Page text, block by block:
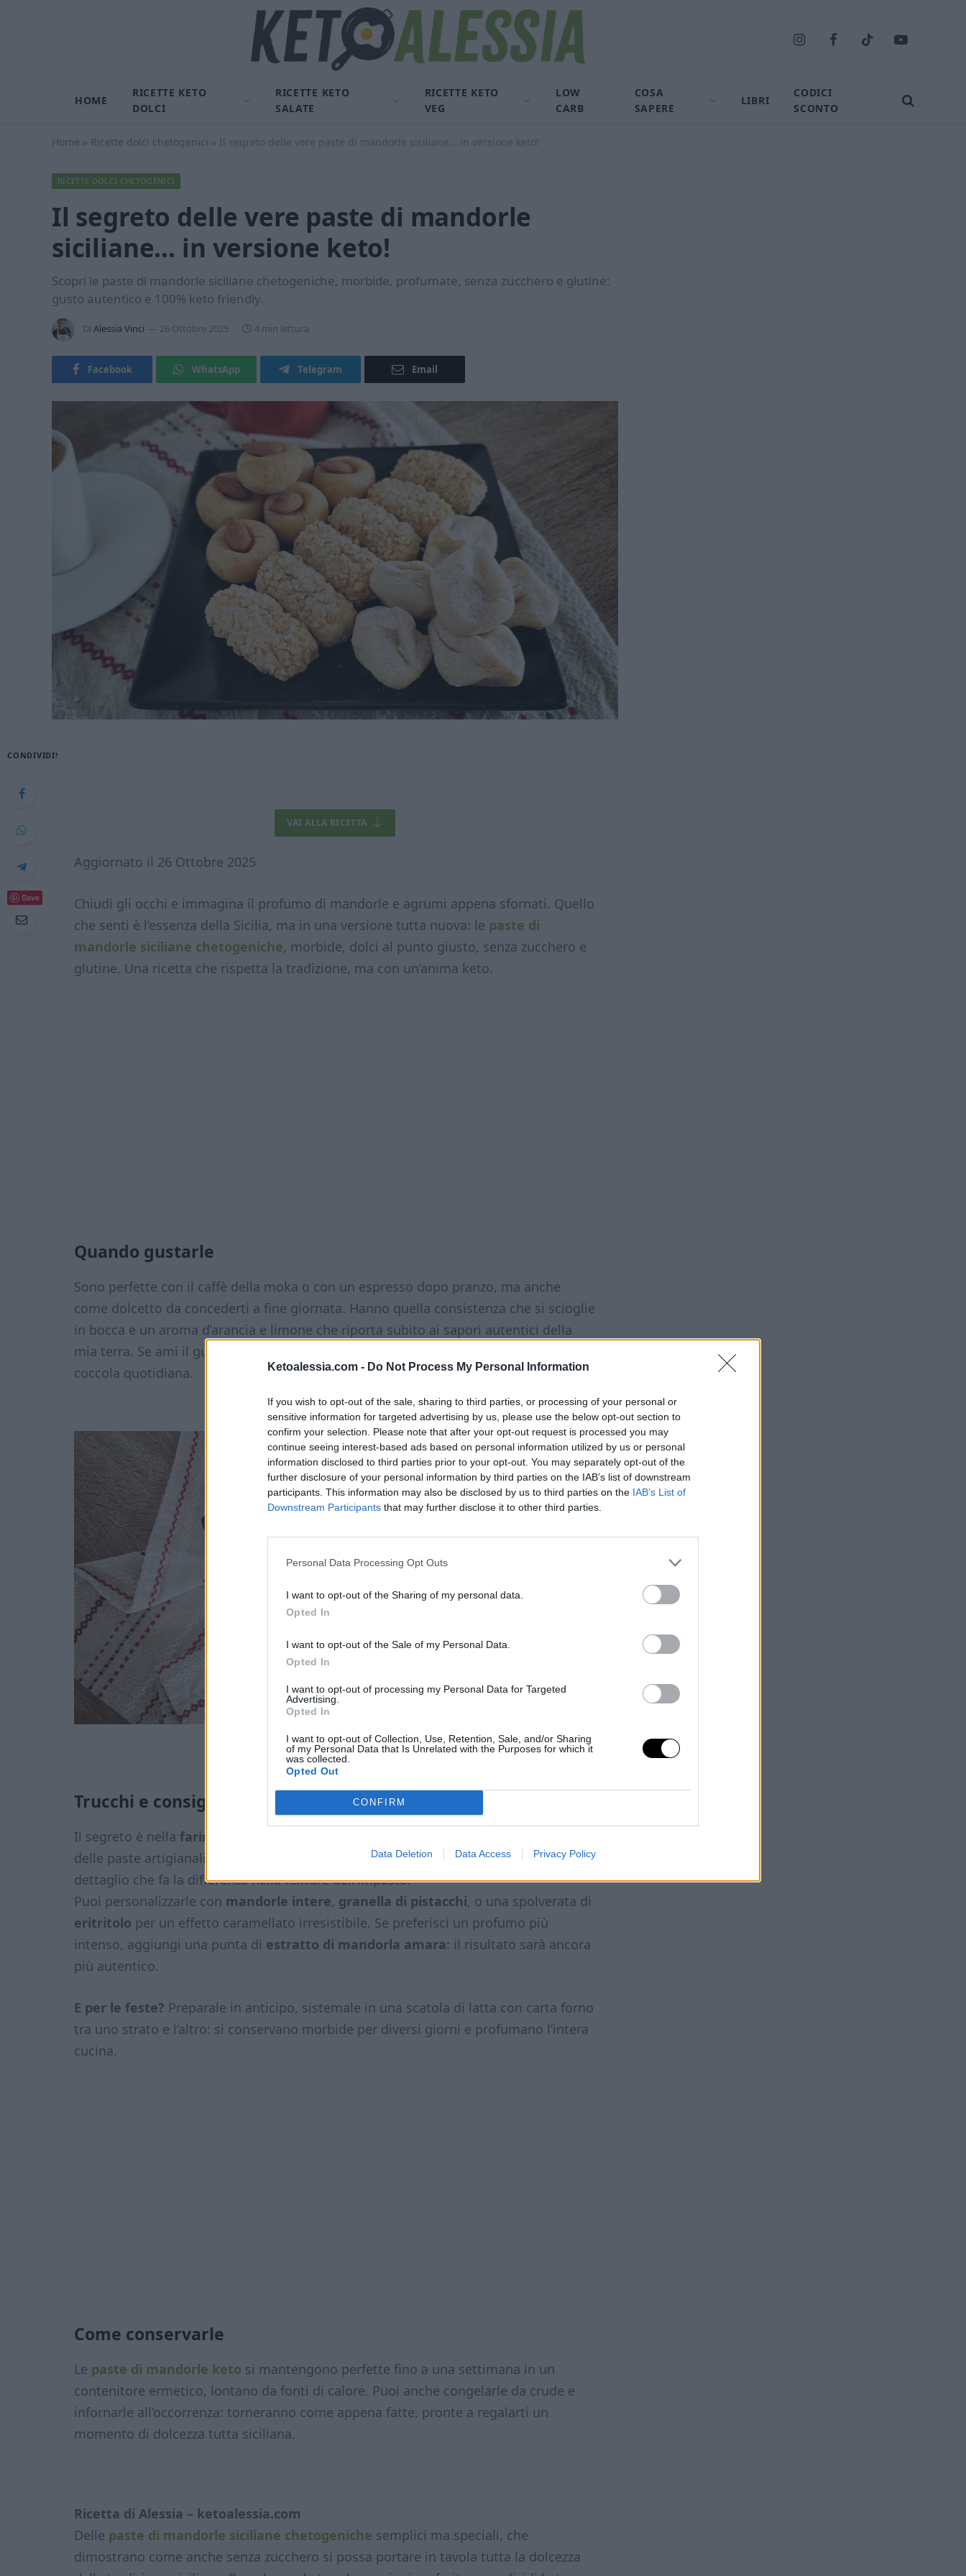
Ketoalessia.com - Do Not Process My Personal Information
If you wish to opt-out of the sale, sharing to third parties, or processing of your personal or
sensitive information for targeted advertising by us, please use the below opt-out section to
confirm your selection. Please note that after your opt-out request is processed you may
continue seeing interest-based ads based on personal information utilized by us or personal
information disclosed to third parties prior to your opt-out. You may separately opt-out of the
further disclosure of your personal information by third parties on the IAB’s list of downstream
participants. This information may also be disclosed by us to third parties on the IAB’s List of
Downstream Participants that may further disclose it to other third parties.
Personal Data Processing Opt Outs
I want to opt-out of the Sharing of my personal data.
Opted In
I want to opt-out of the Sale of my Personal Data.
Opted In
I want to opt-out of processing my Personal Data for Targeted
Advertising.
Opted In
I want to opt-out of Collection, Use, Retention, Sale, and/or Sharing
of my Personal Data that Is Unrelated with the Purposes for which it
was collected.
Opted Out
CONFIRM
Data Deletion Data Access Privacy Policy
InstagramFacebookTikTok YouTube
HOME
RICETTE KETO
DOLCI
RICETTE KETO
SALATE
RICETTE KETO
VEG
LOW
CARB
COSA
SAPERE
LIBRI
CODICI
SCONTO
Home » Ricette dolci chetogenici » Il segreto delle vere paste di mandorle siciliane… in versione keto!
RICETTE DOLCI CHETOGENICI
Il segreto delle vere paste di mandorle
siciliane… in versione keto!
Scopri le paste di mandorle siciliane chetogeniche, morbide, profumate, senza zucchero e glutine:
gusto autentico e 100% keto friendly.
Di Alessia Vinci 26 Ottobre 2025 4 min lettura
Facebook WhatsApp Telegram Email
CONDIVIDI!
Save
VAI ALLA RICETTA
Aggiornato il 26 Ottobre 2025
Chiudi gli occhi e immagina il profumo di mandorle e agrumi appena sfornati. Quello
che senti è l’essenza della Sicilia, ma in una versione tutta nuova: le paste di
mandorle siciliane chetogeniche, morbide, dolci al punto giusto, senza zucchero e
glutine. Una ricetta che rispetta la tradizione, ma con un’anima keto.
Quando gustarle
Sono perfette con il caffè della moka o con un espresso dopo pranzo, ma anche
come dolcetto da concederti a fine giornata. Hanno quella consistenza che si scioglie
in bocca e un aroma d’arancia e limone che riporta subito ai sapori autentici della
mia terra. Se ami il gusto delle mandorle, queste
coccola quotidiana.
Trucchi e consigli per una resa perfetta
Il segreto è nella farina di mandorle finissima
delle paste artigianali. Gli albumi devono essere a temperatura ambiente: è il piccolo
dettaglio che fa la differenza nella texture dell’impasto.
Puoi personalizzarle con mandorle intere, granella di pistacchi, o una spolverata di
eritritolo per un effetto caramellato irresistibile. Se preferisci un profumo più
intenso, aggiungi una punta di estratto di mandorla amara: il risultato sarà ancora
più autentico.
E per le feste? Preparale in anticipo, sistemale in una scatola di latta con carta forno
tra uno strato e l’altro: si conservano morbide per diversi giorni e profumano l’intera
cucina.
Come conservarle
Le paste di mandorle keto si mantengono perfette fino a una settimana in un
contenitore ermetico, lontano da fonti di calore. Puoi anche congelarle da crude e
infornarle all’occorrenza: torneranno come appena fatte, pronte a regalarti un
momento di dolcezza tutta siciliana.
Ricetta di Alessia – ketoalessia.com
Delle paste di mandorle siciliane chetogeniche semplici ma speciali, che
dimostrano come anche senza zucchero si possa portare in tavola tutta la dolcezza